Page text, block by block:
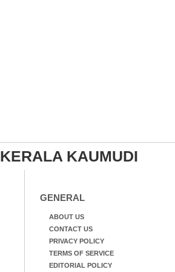
KERALA KAUMUDI
GENERAL
ABOUT US
CONTACT US
PRIVACY POLICY
TERMS OF SERVICE
EDITORIAL POLICY